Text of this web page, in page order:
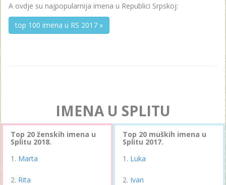
A ovdje su najpopularnija imena u Republici Srpskoj:
top 100 imena u RS 2017 »
IMENA U SPLITU
Top 20 ženskih imena u
Splitu 2018.
Marta
Rita
Top 20 muških imena u
Splitu 2017.
Luka
Ivan